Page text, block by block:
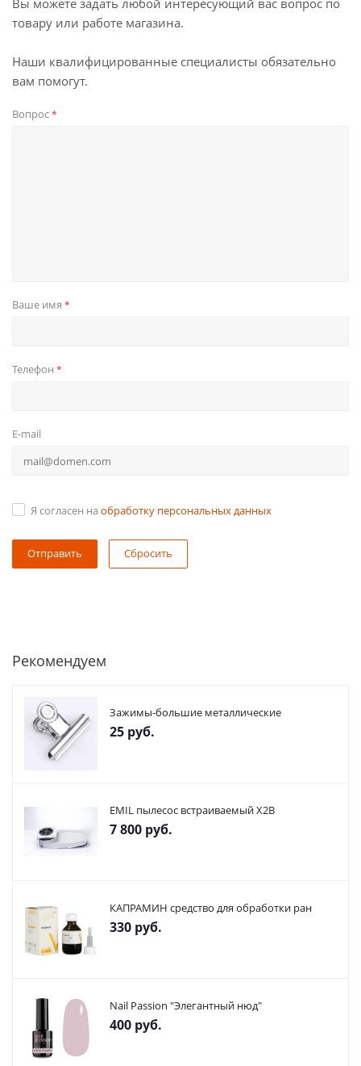
Вы можете задать любой интересующий вас вопрос по
товару или работе магазина.
Наши квалифицированные специалисты обязательно
вам помогут.
Вопрос*
Ваше имя *
Телефон *
E-mail
Я согласен на обработку персональных данных
Сбросить
Рекомендуем
Зажимы-большие металлические
25 руб.
EMIL пылесос встраиваемый X2В
7 800 руб.
КАПРАМИН средство для обработки ран
330 руб.
Nail Passion "Элегантный нюд"
400 руб.